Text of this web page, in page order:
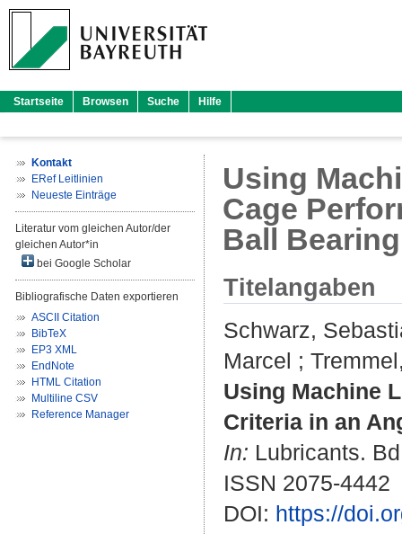
Startseite Browsen Suche Hilfe
Kontakt
ERef Leitlinien
Neueste Einträge
Literatur vom gleichen Autor/der
gleichen Autor*in
bei Google Scholar
Bibliografische Daten exportieren
ASCII Citation
BibTeX
EP3 XML
EndNote
HTML Citation
Multiline CSV
Reference Manager
Using
Cage
Ball Bearing
Titelangaben
Schwarz,
Marcel ;
Using Machine
Criteria in an
In: Lubricants.
ISSN 2075-4442
DOI: https://